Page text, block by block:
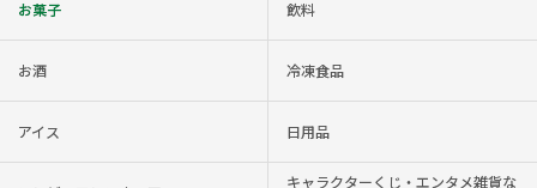
お菓子 飲料
お酒 冷凍食品
アイス 日用品
キャラクターくじ・エンタメ雑貨な